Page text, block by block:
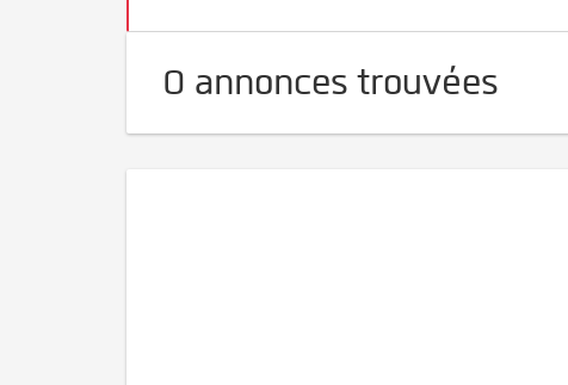
0 annonces trouvées